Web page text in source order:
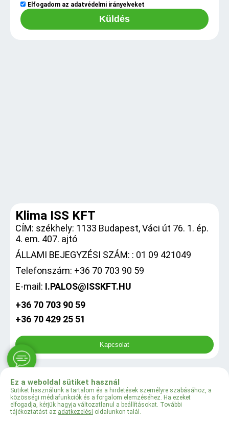
Ez a weboldal sütiket használ
Sütiket használunk a tartalom és a hirdetések személyre szabásához, a
közösségi médiafunkciók és a forgalom elemzéséhez. Ha ezeket
elfogadja, kérjük hagyja változatlanul a beállításokat. További
tájékoztatást az adatkezelési oldalunkon talál.
Elfogadom az adatvédelmi irányelveket
Küldés
Klima ISS KFT
CÍM: székhely: 1133 Budapest, Váci út 76. 1. ép.
4. em. 407. ajtó
ÁLLAMI BEJEGYZÉSI SZÁM: : 01 09 421049
Telefonszám: +36 70 703 90 59
E-mail: I.PALOS@ISSKFT.HU
+36 70 703 90 59
+36 70 429 25 51
Kapcsolat
© 2024 Klima ISS KFT